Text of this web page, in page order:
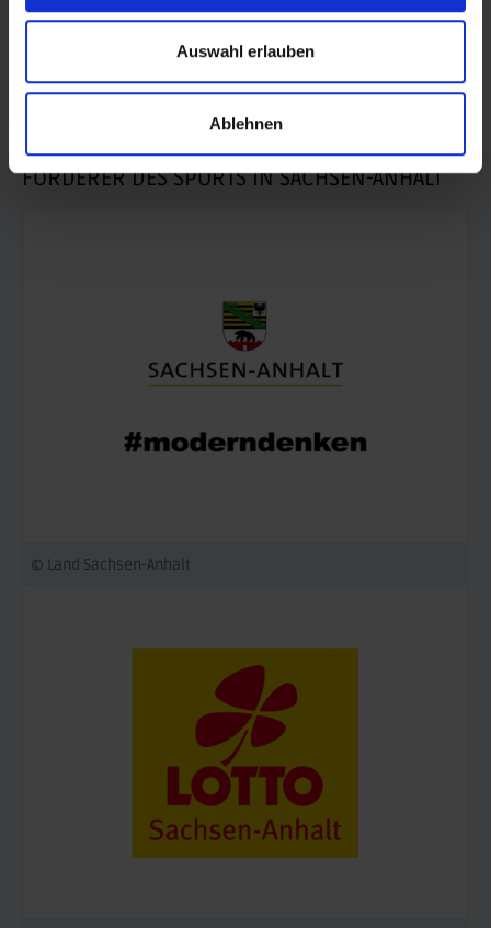
Auswahl erlauben
Ablehnen
teilen
mail
FÖRDERER DES SPORTS IN SACHSEN-ANHALT
© Land Sachsen-Anhalt